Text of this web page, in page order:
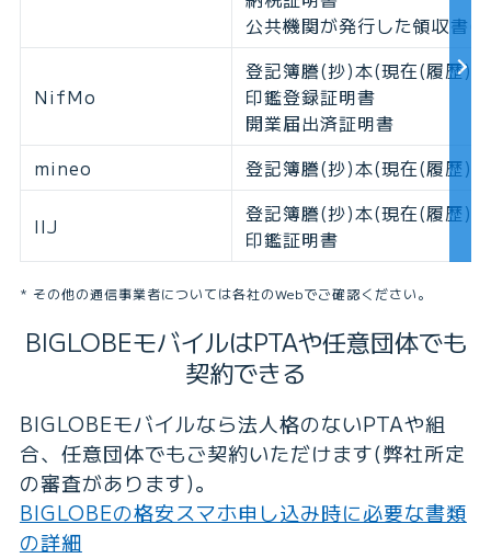
公共機関が発行した領収書(
NifMo
登記簿謄(抄)本(現在(履歴)
印鑑登録証明書
開業届出済証明書
mineo
登記簿謄(抄)本(現在(履歴)
IIJ
登記簿謄(抄)本(現在(履歴)
印鑑証明書
その他の通信事業者については各社のWebでご確認ください。
BIGLOBEモバイルはPTAや任意団体でも
契約できる
BIGLOBEモバイルなら法人格のないPTAや組
合、任意団体でもご契約いただけます(弊社所定
の審査があります)。
BIGLOBEの格安スマホ申し込み時に必要な書類
の詳細